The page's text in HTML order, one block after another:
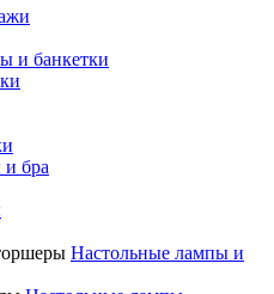
и банкетки
бра
Настольные лампы и